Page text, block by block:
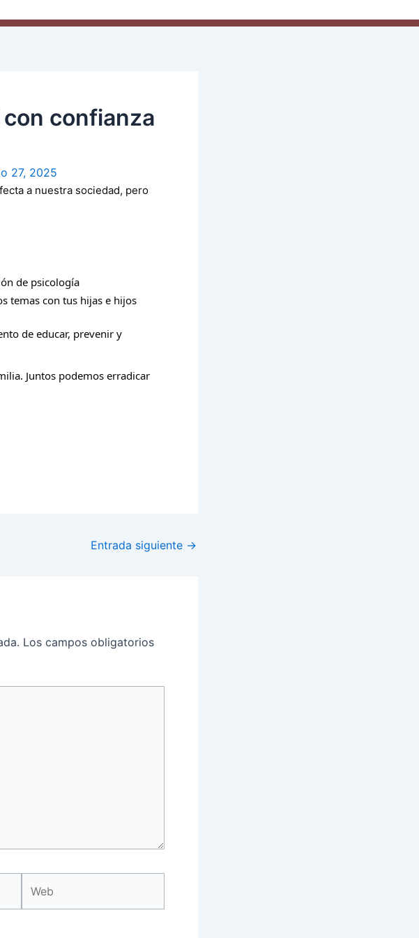
confianza
27, 2025
a nuestra sociedad, pero
de psicología
temas con tus hijas e hijos
de educar, prevenir y
Juntos podemos erradicar
Entrada siguiente →
Los campos obligatorios